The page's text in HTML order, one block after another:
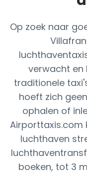
Op zoek naar
verwacht en
traditionele
hoeft zich
ophalen of
Airporttaxis.com
luchthaven
boeken, tot 3